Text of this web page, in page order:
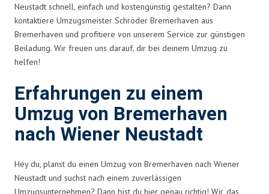
Neustadt schnell, einfach und kostengünstig gestalten? Dann
kontaktiere Umzugsmeister Schröder Bremerhaven aus
Bremerhaven und profitiere von unserem Service zur günstigen
Beiladung. Wir freuen uns darauf, dir bei deinem Umzug zu
helfen!
Erfahrungen zu einem
Umzug von Bremerhaven
nach Wiener Neustadt
Hey du, planst du einen Umzug von Bremerhaven nach Wiener
Neustadt und suchst nach einem zuverlässigen
Umzugsunternehmen? Dann bist du hier genau richtig! Wir, das